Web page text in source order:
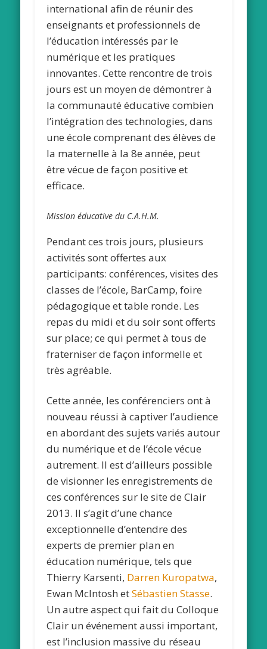
international afin de réunir des
enseignants et professionnels de
l’éducation intéressés par le
numérique et les pratiques
innovantes. Cette rencontre de trois
jours est un moyen de démontrer à
la communauté éducative combien
l’intégration des technologies, dans
une école comprenant des élèves de
la maternelle à la 8e année, peut
être vécue de façon positive et
efficace.
Mission éducative du C.A.H.M.
Pendant ces trois jours, plusieurs
activités sont offertes aux
participants: conférences, visites des
classes de l’école, BarCamp, foire
pédagogique et table ronde. Les
repas du midi et du soir sont offerts
sur place; ce qui permet à tous de
fraterniser de façon informelle et
très agréable.
Cette année, les conférenciers ont à
nouveau réussi à captiver l’audience
en abordant des sujets variés autour
du numérique et de l’école vécue
autrement. Il est d’ailleurs possible
de visionner les enregistrements de
ces conférences sur le site de Clair
2013. Il s’agit d’une chance
exceptionnelle d’entendre des
experts de premier plan en
éducation numérique, tels que
Thierry Karsenti, Darren Kuropatwa,
Ewan McIntosh etSébastien Stasse.
Un autre aspect qui fait du Colloque
Clair un événement aussi important,
est l’inclusion massive du réseau